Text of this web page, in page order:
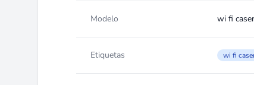
Modelo wi fi
Etiquetas wi fi